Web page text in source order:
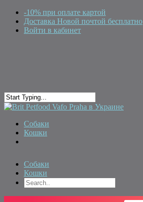
-10% при оплате картой
Доставка Новой почтой бесплатно
Войти в кабинет
Собаки
Кошки
Собаки
Кошки